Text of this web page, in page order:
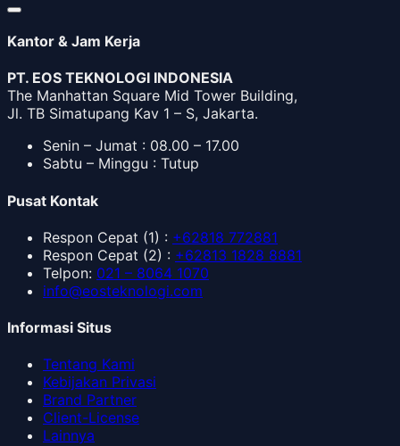
Kantor & Jam Kerja
PT. EOS TEKNOLOGI INDONESIA
The Manhattan Square Mid Tower Building,
Jl. TB Simatupang Kav 1 – S, Jakarta.
Senin – Jumat : 08.00 – 17.00
Sabtu – Minggu : Tutup
Pusat Kontak
Respon Cepat (1) : +62818 772881
Respon Cepat (2) : +62813 1828 8881
Telpon: 021 – 8064 1070
info@eosteknologi.com
Informasi Situs
Tentang Kami
Kebijakan Privasi
Brand Partner
Client-License
Lainnya